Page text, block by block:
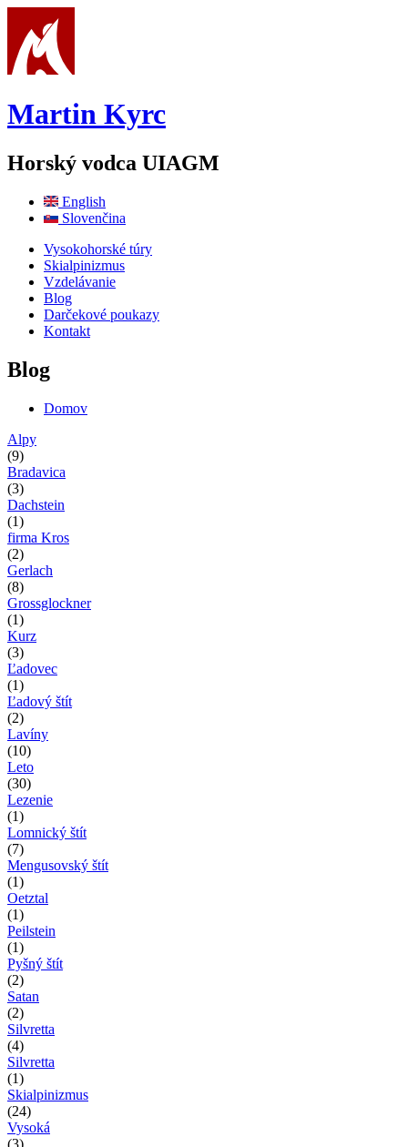
Skočiť na hlavný obsah
Martin Kyrc
Horský vodca UIAGM
English
Slovenčina
Vysokohorské túry
Skialpinizmus
Vzdelávanie
Blog
Darčekové poukazy
Kontakt
Blog
Nachádzate sa tu
Domov
Alpy
(9)
Bradavica
(3)
Dachstein
(1)
firma Kros
(2)
Gerlach
(8)
Grossglockner
(1)
Kurz
(3)
Ľadovec
(1)
Ľadový štít
(2)
Lavíny
(10)
Leto
(30)
Lezenie
(1)
Lomnický štít
(7)
Mengusovský štít
(1)
Oetztal
(1)
Peilstein
(1)
Pyšný štít
(2)
Satan
(2)
Silvretta
(4)
Silvretta
(1)
Skialpinizmus
(24)
Vysoká
(3)